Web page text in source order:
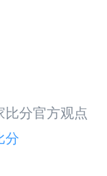
分官方观点
分